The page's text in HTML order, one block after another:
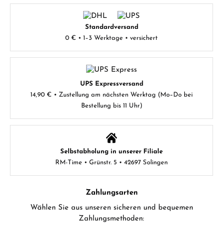
Standardversand
0 € • 1–3 Werktage • versichert
UPS Expressversand
14,90 € • Zustellung am nächsten Werktag (Mo–Do bei
Bestellung bis 11 Uhr)
Selbstabholung in unserer Filiale
RM-Time • Grünstr. 5 • 42697 Solingen
Zahlungsarten
Wählen Sie aus unseren sicheren und bequemen
Zahlungsmethoden: